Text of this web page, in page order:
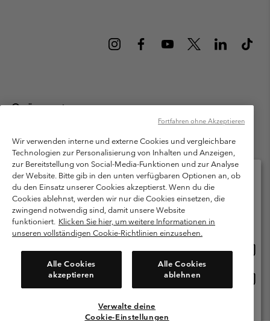
Österreich
Columbia Sportswear Austria GmbH. Moosfeldstraße 1, 5101
Bergheim, Salzburg Österreich. Alle Rechte vorbehalten.
Nutzungsbedingungen
Allgemeine Verkaufsbedingungen
Garantie
Datenschutzerklärung
Bestimmungen und Bedingungen des Mitglieder Programms
Nutzungsbedingungen Für Nutzergenerierte Inhalte
Cookies
Kundenservice: Mo- Fr. 9:00 - 13:00 & 14:00- 18:00 Uhr
(+)43720880525
Wir verwenden interne und externe Cookies und vergleichbare
Technologien zur Personalisierung von Inhalten und Anzeigen,
zur Bereitstellung von Social-Media-Funktionen und zur Analyse
der Website. Bitte gib in den unten verfügbaren Optionen an, ob
du den Einsatz unserer Cookies akzeptierst. Wenn du die
Cookies ablehnst, werden wir nur die Cookies einsetzen, die
zwingend notwendig sind, damit unsere Website
funktioniert. Klicken Sie hier, um weitere Informationen in
unseren vollständigen Cookie-Richtlinien einzusehen.
Alle Cookies
akzeptieren
Alle Cookies
ablehnen
Verwalte deine
Cookie-Einstellungen
Fortfahren ohne Akzeptieren
Bitte wählen Sie Ihr Lieferland und Ihre Sprache
Online-Einkauf verfügbar
Österreich
Alle Länder Anzeigen